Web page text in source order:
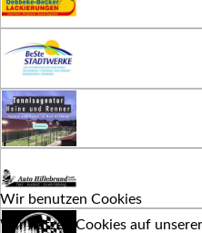
Wir benutzen Cookies
Wir nutzen Cookies auf